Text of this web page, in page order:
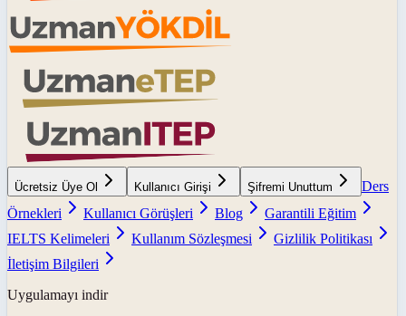
Ücretsiz Üye Ol Kullanıcı Girişi Şifremi Unuttum
Ders
Örnekleri
Kullanıcı Görüşleri Blog
Garantili Eğitim
IELTS Kelimeleri
Kullanım Sözleşmesi
Gizlilik Politikası
İletişim Bilgileri
Uygulamayı indir